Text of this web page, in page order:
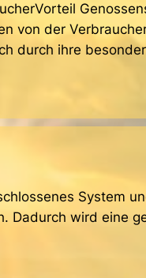
von der
durch ihre
System
Dadurch wird eine